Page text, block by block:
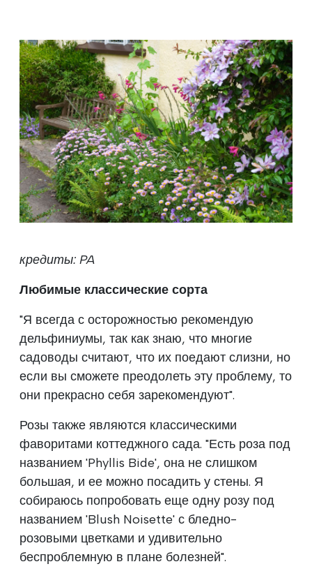
кредиты: PA
Любимые классические сорта
"Я всегда с осторожностью рекомендую
дельфиниумы, так как знаю, что многие
садоводы считают, что их поедают слизни, но
если вы сможете преодолеть эту проблему, то
они прекрасно себя зарекомендуют".
Розы также являются классическими
фаворитами коттеджного сада. "Есть роза под
названием 'Phyllis Bide', она не слишком
большая, и ее можно посадить у стены. Я
собираюсь попробовать еще одну розу под
названием 'Blush Noisette' с бледно-
розовыми цветками и удивительно
беспроблемную в плане болезней".